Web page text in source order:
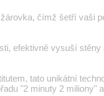
čímž šetří vaši
efektivně vysuší
tato unikátní
"2 minuty 2 miliony"